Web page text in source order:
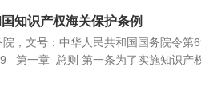
知识产权海关保护条例
院，文号：中华人民共和国国务院令
第一章 总则 第一条为了实施知识产